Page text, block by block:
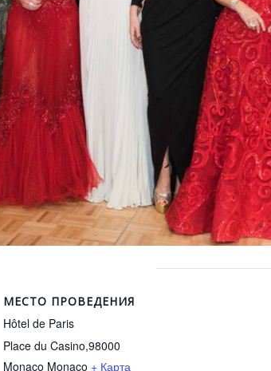
МЕСТО ПРОВЕДЕНИЯ
Hôtel de Paris
Place du Casino,98000
Monaco Monaco + Карта